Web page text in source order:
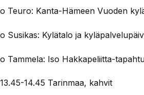
o Teuro: Kanta-Hämeen Vuoden
o Susikas: Kylätalo ja
o Tammela: Iso Hakkapeliitta-
13.45-14.45 Tarinmaa, kahvit